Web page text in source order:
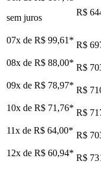
sem juros
R$
07x de R$ 99,61 * R$
08x de R$ 88,00* R$
09x de R$ 78,97* R$
10x de R$ 71,76* R$
11x de R$ 64,00* R$
12x de R$ 60,94* R$